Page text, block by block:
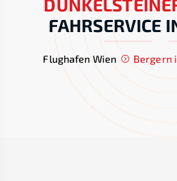
FAHRSERVICE
Flughafen Wien Bergern